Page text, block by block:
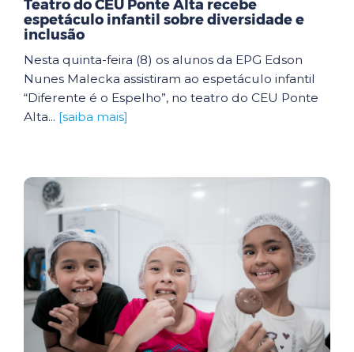
Teatro do CEU Ponte Alta recebe
espetáculo infantil sobre diversidade e
inclusão
Nesta quinta-feira (8) os alunos da EPG Edson
Nunes Malecka assistiram ao espetáculo infantil
“Diferente é o Espelho”, no teatro do CEU Ponte
Alta... [saiba mais]